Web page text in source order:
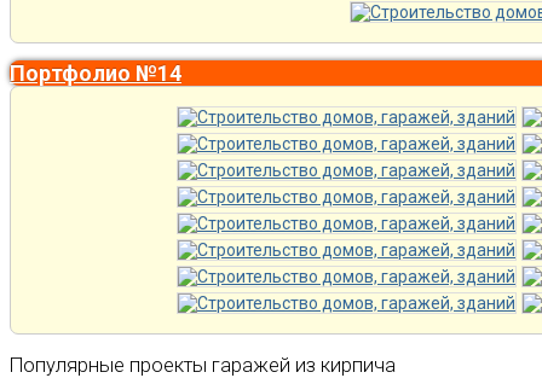
Портфолио №14
Популярные проекты гаражей из кирпича